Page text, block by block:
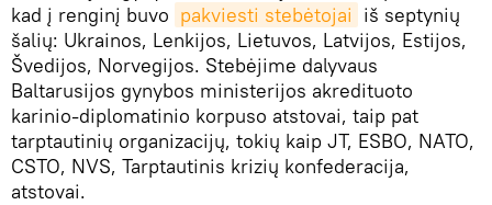
kad į renginį buvo pakviesti stebėtojai iš septynių
šalių: Ukrainos, Lenkijos, Lietuvos, Latvijos, Estijos,
Švedijos, Norvegijos. Stebėjime dalyvaus
Baltarusijos gynybos ministerijos akredituoto
karinio-diplomatinio korpuso atstovai, taip pat
tarptautinių organizacijų, tokių kaip JT, ESBO, NATO,
CSTO, NVS, Tarptautinis krizių konfederacija,
atstovai.